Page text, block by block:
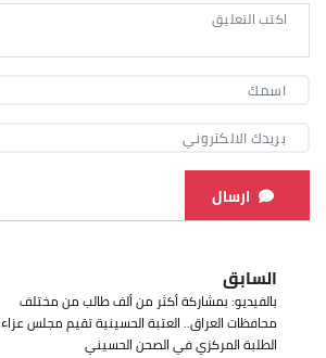
ارسال
السابق
بالفيديو: بمشاركة أكثر من ألف طالب من مختلف
محافظات العراق.. العتبة الحسينية تقيم مجلس عزاء
الطلبة المركزي في الصحن الحسيني